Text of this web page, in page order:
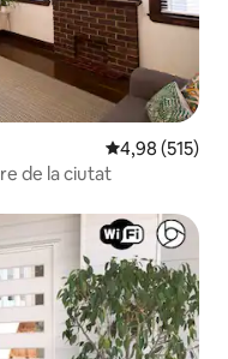
4,98 de
4,98 (515)
de la ciutat